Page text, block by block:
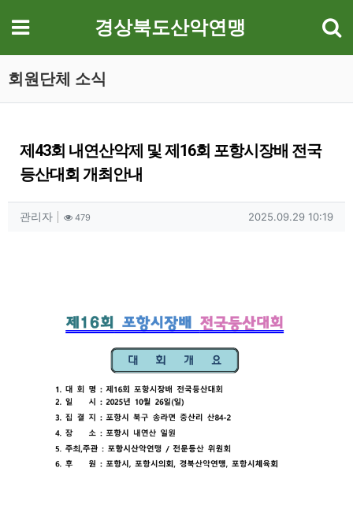
메뉴 경상북도산악연맹
회원단체 소식
제43회 내연산악제 및 제16회 포항시장배 전국
등산대회 개최안내
작성자 정보
관리자 작성479조회 작성일
2025.09.29 10:19